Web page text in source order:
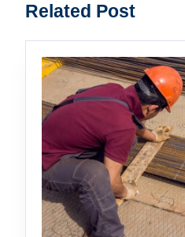
post:
Related Post